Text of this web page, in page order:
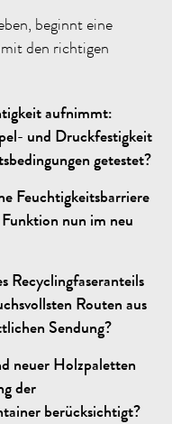
beginnt eine
den richtigen
aufnimmt:
und Druckfestigkeit
getestet?
Feuchtigkeitsbarriere
nun im neu
Recyclingfaseranteils
Routen aus
Sendung?
neuer Holzpaletten
der
berücksichtigt?